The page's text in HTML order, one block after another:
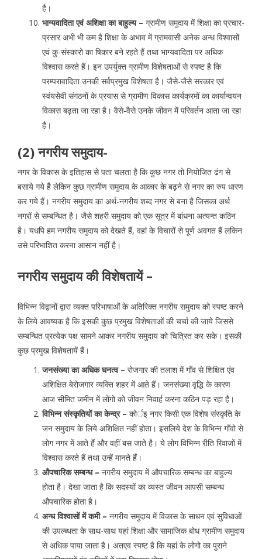
है।
भाग्यवादिता एवं अशिक्षा का बाहुल्य – ग्रामीण समुदाय में शिक्षा का प्रचार-
प्रसार अभी भी कम है शिक्षा के अभाव में ग्रामवासी अनेक अन्ध विश्वासों
एवं कु-संस्कारो का षिकार बने रहते हैं तथा भाग्यवादिता पर अधिक
विश्वास करते हैं। इन उपर्युक्त ग्रामीण विशेषताओं से स्पष्ट है कि
परम्परावादिता उनकी सर्वप्रमुख विशेषता है। जैसे-जैसे सरकार एवं
स्वंयसेवी संगठनों के प्रयास से ग्रामीण विकास कार्यक्रमों का कार्यान्वयन
विकास बढ़ता जा रहा है। वैसे-वैसे उनके जीवन में परिवर्तन आता जा रहा
है।
(2) नगरीय समुदाय-
नगर के विकास के इतिहास से पता चलता है कि कुछ नगर तो नियोजित ढंग से
बसाये गये हैे लेकिन कुछ ग्रामीण समुदाय के आकार के बढ़ने से नगर का रुप धारण
कर गये हैं। नगरीय समुदाय का अर्थ-नगरीय शब्द नगर से बना है जिसका अर्थ
नगरों से सम्बन्धित है। जैसे शहरी समुदाय को एक सूत्र में बांधना अत्यन्त कठिन
है। यधपि हम नगरीय समुदाय को देखते हैं, वहां के विचारों से पूर्ण अवगत हैं लकिन
उसे परिभाशित करना आसान नहीं है।
नगरीय समुदाय की विशेषतायें –
विभिन्न विद्वानों द्वारा व्यक्त परिभाषाओं के अतिरिक्त नगरीय समुदाय को स्पष्ट करने
के लिये आवष्यक है कि इसकी कुछ प्रमुख विशेषताओं की चर्चा की जाये जिससे
सम्बन्धित प्रत्येक पक्ष सामने आकर नगरीय समुदाय को चित्रित कर सके। इसकी
कुछ प्रमुख विशेषतायें हैं।
जनसंख्या का अधिक घनत्व – रोजगार की तलाश में गाँव से शिक्षित एंव
अशिक्षित बेरोजगार व्यक्ति शहर में आते हैं। जनसंख्या वृद्धि के कारण
आज सीमित जमीन में लोंगो को जीवन निवार्ह करना कठिन पड़ रहा है।
विभिन्न संस्कृतियों का केन्द्र – कोर्इ नगर किसी एक विशेष संस्कृति के
जन समुदाय के लिये अशिक्षित नहीं होता। इसलिये देश के विभिन्न गाँवो से
लोग नगर में आते हैं और वहीं बस जाते है। ये लोग विभिन्न रीति रिवाजों में
विश्वास करते हैं तथा उन्हें मानते हैं।
औपचारिक सम्बन्ध – नगरीय समुदाय में औपचारिक सम्बन्ध का बाहुल्य
होता है। देखा जाता है कि सदस्यों का व्यस्त जीवन आपसी सम्बन्ध
औपचारिक होता है।
अन्ध विश्वासों में कमी – नगरीय समुदाय में विकास के साधन एवं सुविधाओं
की उपल्ब्धता के साथ-साथ यहां शिक्षा और सामाजिक बोध ग्रामीण समुदाय
से अधिक पाया जाता है। अतएव स्पष्ट है कि यहां के लोगो का पुराने